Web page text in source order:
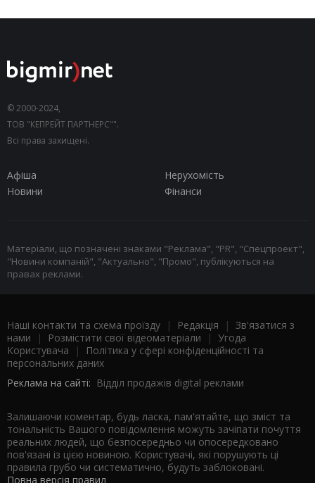
© 2000-2024,
ТОВ "КЕПРЕЙТ ПАРТНЕРС"".
Всі права захищені.
Афіша
Нерухомість
Новини
Фінанси
Матеріали, що позначені знаками "Реклама", "PR", "Спецпроект",
"Новини компаній", "Актуально", "Промо", публікуються на
правах реклами.
Наші контакти та схема проїзду | Редакція | Зв'язатися з
нами | Розмістити свої відеоматеріали | Угода
Користувача |
Політика у сфері конфіденційності та
персональних даних
Реклама на сайті: Відділ продажів digital реклами
Залишаючи коментар, будь ласка, пам'ятайте, що зміст та
тональність Вашого повідомлення можуть зачіпати почуття
реальних людей, що безпосередньо чи опосередковано
пов'язані із цією новиною. Користувачі, які порушують ці
правила грубо чи систематично, будуть заблоковані.
Повна версія правил